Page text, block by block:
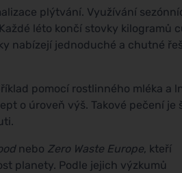
plýtvání. Využívání
léto končí stovky kilogramů
nabízejí jednoduché a chutné
pomocí rostlinného mléka a
o úroveň výš. Takové pečení je
nebo Zero Waste Europe, kteří
planety. Podle jejich výzkumů